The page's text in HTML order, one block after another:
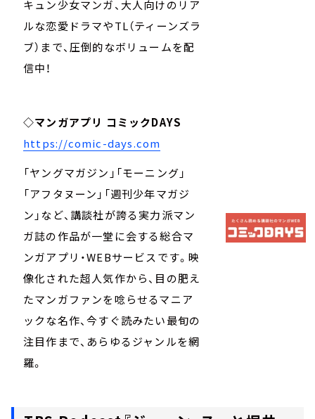
キュン少女マンガ、大人向けのリア
ルな恋愛ドラマやTL（ティーンズラ
ブ）まで、圧倒的なボリュームを配
信中！
◇マンガアプリ コミックDAYS
https://comic-days.com
「ヤングマガジン」「モーニング」
「アフタヌーン」「週刊少年マガジ
ン」など、講談社が誇る実力派マン
ガ誌の作品が一堂に会する総合マ
ンガアプリ・WEBサービスです。映
像化された超人気作から、目の肥え
たマンガファンを唸らせるマニア
ックな名作、今すぐ読みたい最旬の
注目作まで、あらゆるジャンルを網
羅。